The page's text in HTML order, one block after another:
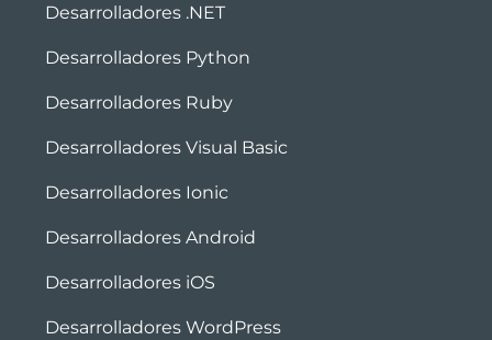
Desarrolladores .NET
Desarrolladores Python
Desarrolladores Ruby
Desarrolladores Visual Basic
Desarrolladores Ionic
Desarrolladores Android
Desarrolladores iOS
Desarrolladores WordPress